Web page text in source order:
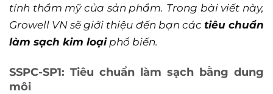
tính thẩm mỹ của sản phẩm. Trong bài viết này,
Growell VN sẽ giới thiệu đến bạn cáctiêu chuẩn
làm sạch kim loạiphổ biến.
SSPC-SP1: Tiêu chuẩn làm sạch bằng dung
môi